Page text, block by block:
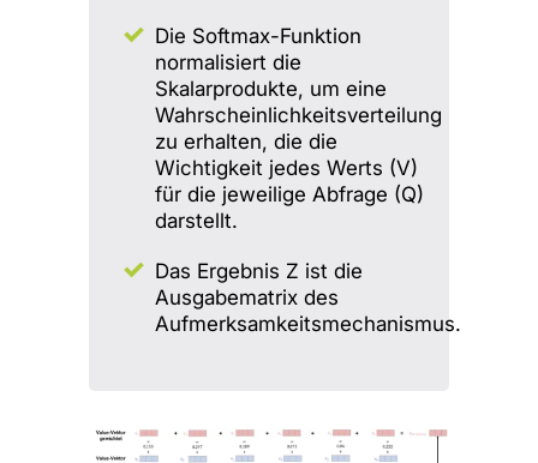
Die Softmax-Funktion
normalisiert die
Skalarprodukte, um eine
Wahrscheinlichkeitsverteilung
zu erhalten, die die
Wichtigkeit jedes Werts (V)
für die jeweilige Abfrage (Q)
darstellt.
Das Ergebnis Z ist die
Ausgabematrix des
Aufmerksamkeitsmechanismus.